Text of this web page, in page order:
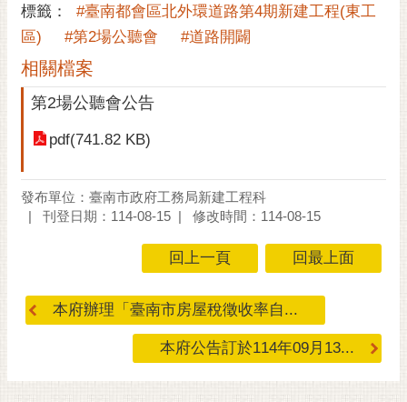
RSS
訂
閱
電
民
信
箱
日
本
隱
標籤：
#臺南都會區北外環道路第4期新建工程(東工
區)
#第2場公聽會 #道路開闢
相關檔案
第2場公聽會公告
pdf(741.82 KB)
發布單位：臺南市政府工務局新建工程科
刊登日期：114-08-15
修改時間：114-08-15
回上一頁 回最上面
本府辦理「臺南市房屋稅徵收率自...
本府公告訂於114年09月13...